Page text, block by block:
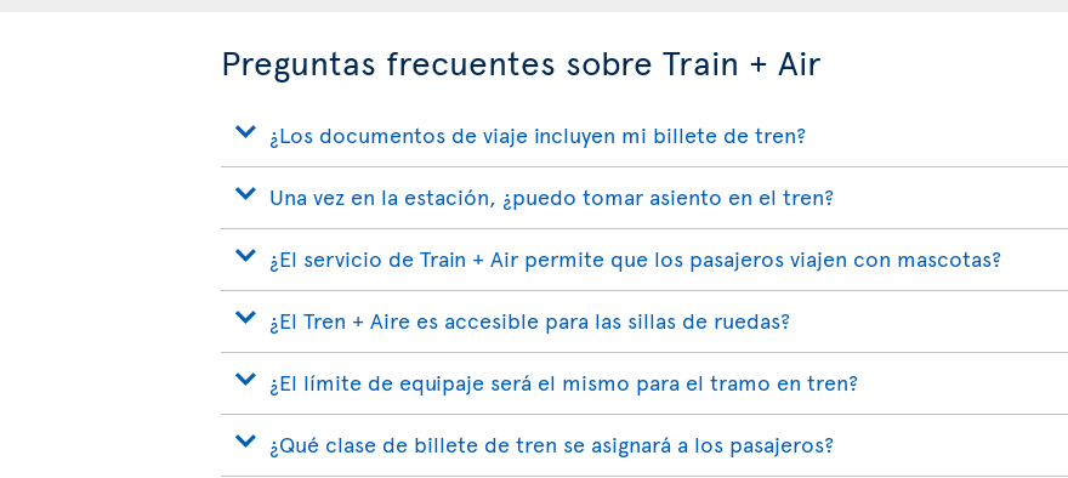
Preguntas frecuentes sobre Train + Air
¿Los documentos de viaje incluyen mi billete de tren?
Una vez en la estación, ¿puedo tomar asiento en el tren?
¿El servicio de Train + Air permite que los pasajeros viajen con mascotas?
¿El Tren + Aire es accesible para las sillas de ruedas?
¿El límite de equipaje será el mismo para el tramo en tren?
¿Qué clase de billete de tren se asignará a los pasajeros?